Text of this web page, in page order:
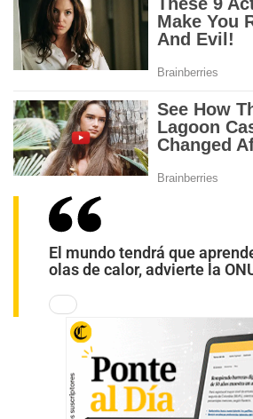
El mundo tendrá que
olas de calor, advierte la